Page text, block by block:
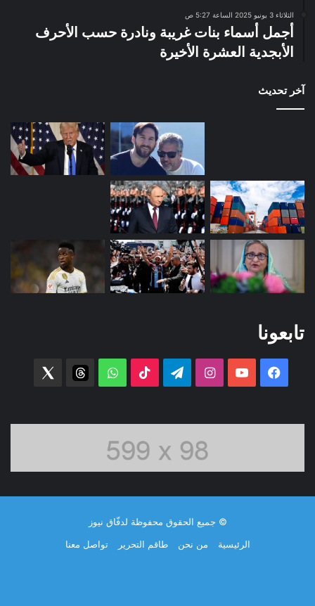
الثلاثاء 3 يونيو 2025 الساعة 5:27 ص
أجمل أسماء بنات غريبة ونادرة حسب الأحرف
الأبجدية العشرة الأخيرة
آخر تحديث
تابعونا
فيسبوك ‫YouTubeانستقرامتيلقرام ‫TikTok واتساب threads
© جميع الحقوق محفوظة لدفّاق نيوز
الرئيسية
من نحن طاقم التحرير تواصل معنا